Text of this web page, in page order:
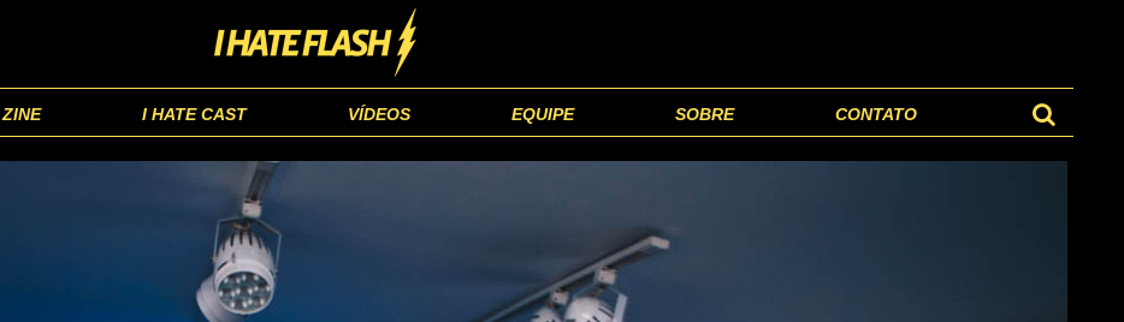
ZINE I HATE CAST VÍDEOS EQUIPE SOBRE CONTATO